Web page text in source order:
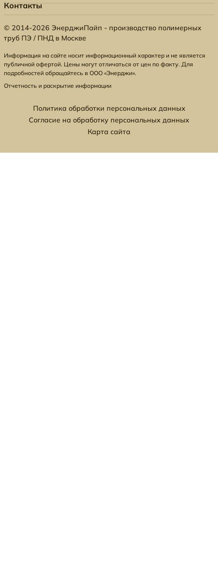
Контакты
© 2014-2026 ЭнерджиПайп - производство полимерных
труб ПЭ / ПНД в Москве
Информация на сайте носит информационный характер и не является
публичной офертой. Цены могут отличаться от цен по факту. Для
подробностей обращайтесь в ООО «Энерджи».
Отчетность и раскрытие информации
Политика обработки персональных данных
Согласие на обработку персональных данных
Карта сайта